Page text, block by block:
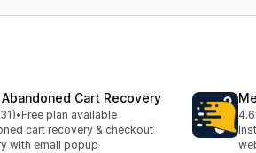
Cart Recovery
중
개
•Free plan available
cart recovery & checkout
with email popup
4.6
총